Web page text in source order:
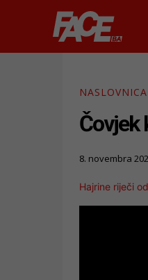
NASLOVNICA
Čovjek
8. novembra
Hajrine riječi